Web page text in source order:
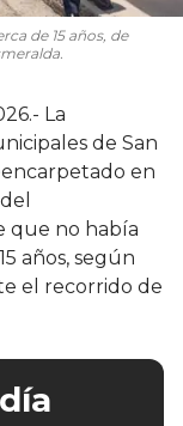
de 15 años, de
La
de San
en
que no había
años, según
el recorrido de